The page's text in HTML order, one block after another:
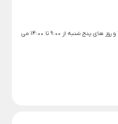
ساعت کاری شنبه تا چهار شنبه 9:00 تا 17:00 و روز های پنج شنبه از 9:00 تا 14:00 می